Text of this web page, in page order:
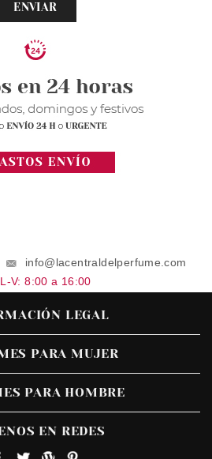
ENVIAR
info@lacentraldelperfume.com
L-V: 8:00 a 16:00
LEGAL
PARA MUJER
PARA HOMBRE
EN REDES